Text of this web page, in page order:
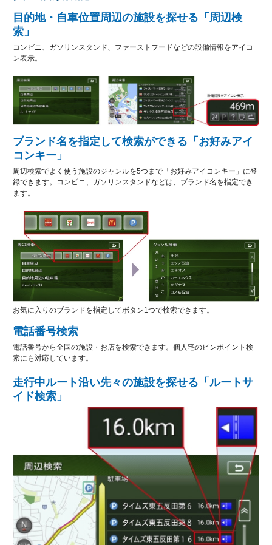
目的地・自車位置周辺の施設を探せる「周辺検
索」
コンビニ、ガソリンスタンド、ファーストフードなどの設備情報をアイコ
ン表示。
ブランド名を指定して検索ができる「お好みアイ
コンキー」
周辺検索でよく使う施設のジャンルを5つまで「お好みアイコンキー」に登
録できます。コンビニ、ガソリンスタンドなどは、ブランド名を指定でき
ます。
お気に入りのブランドを指定してボタン1つで検索できます。
電話番号検索
電話番号から全国の施設・お店を検索できます。個人宅のピンポイント検
索にも対応しています。
走行中ルート沿い先々の施設を探せる「ルートサ
イド検索」